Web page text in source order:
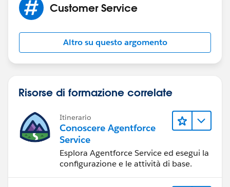
Customer Service
Altro su questo argomento
Risorse di formazione correlate
Itinerario
Conoscere Agentforce
Service
Esplora Agentforce Service ed esegui la
configurazione e le attività di base.